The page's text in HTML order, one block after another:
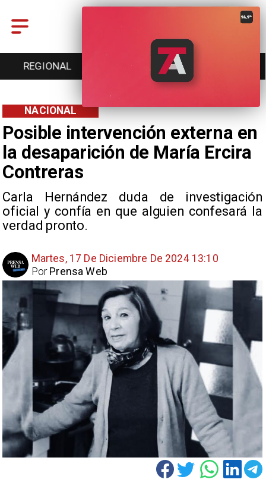
REGIONAL ENTRETENCIÓN
Posible intervención externa en
la desaparición de María Ercira
Contreras
Carla Hernández duda de investigación
oficial y confía en que alguien confesará la
verdad pronto.
NACIONAL
Martes, 17 De Diciembre De 2024 13:10
Prensa Web
Por